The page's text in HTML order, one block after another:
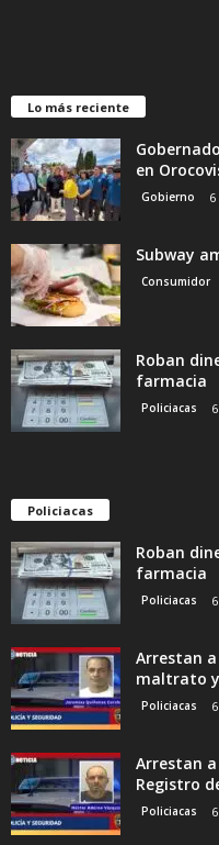
Lo más reciente
en
Gobierno
Subway
Consumidor
Roban
farmacia
Policiacas
Policiacas
Roban
farmacia
Policiacas
Arrestan
maltrato
Policiacas
Arrestan
Registro
Policiacas